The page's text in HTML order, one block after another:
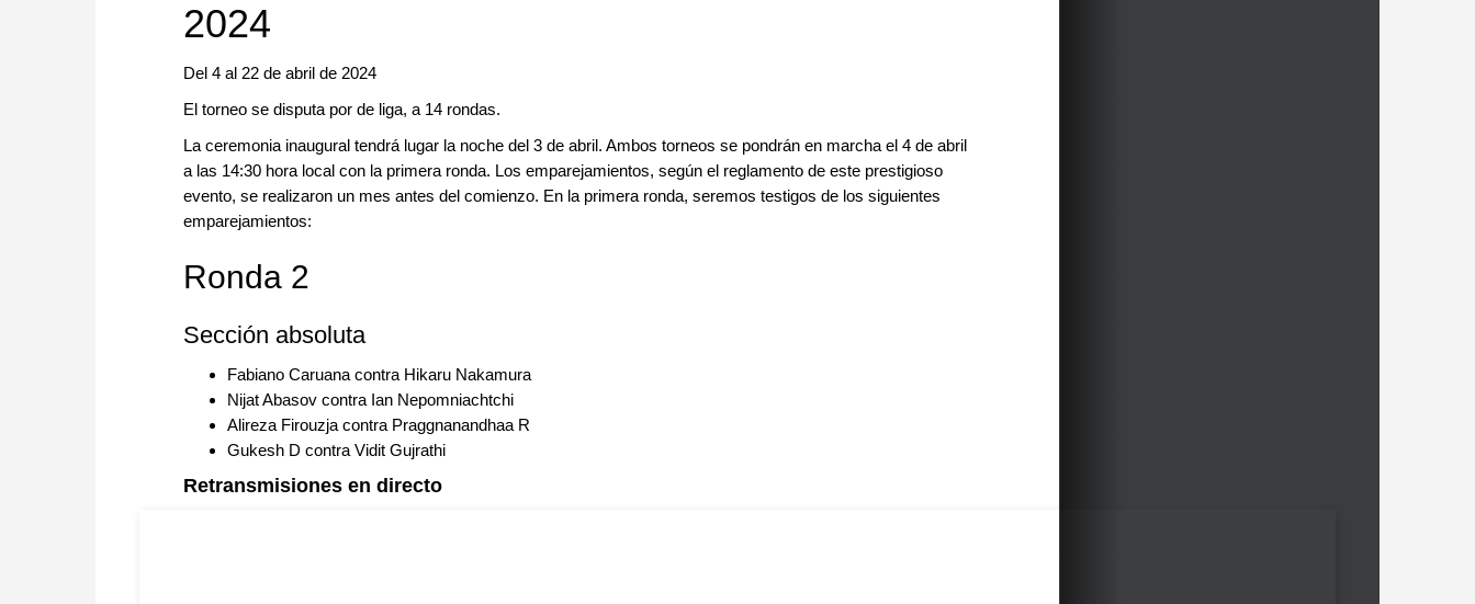
2024
Del 4 al 22 de abril de 2024
El torneo se disputa por de liga, a 14 rondas.
La ceremonia inaugural tendrá lugar la noche del 3 de abril. Ambos torneos se pondrán en marcha el 4 de abril
a las 14:30 hora local con la primera ronda. Los emparejamientos, según el reglamento de este prestigioso
evento, se realizaron un mes antes del comienzo. En la primera ronda, seremos testigos de los siguientes
emparejamientos:
Ronda 2
Sección absoluta
Fabiano Caruana contra Hikaru Nakamura
Nijat Abasov contra Ian Nepomniachtchi
Alireza Firouzja contra Praggnanandhaa R
Gukesh D contra Vidit Gujrathi
Retransmisiones en directo